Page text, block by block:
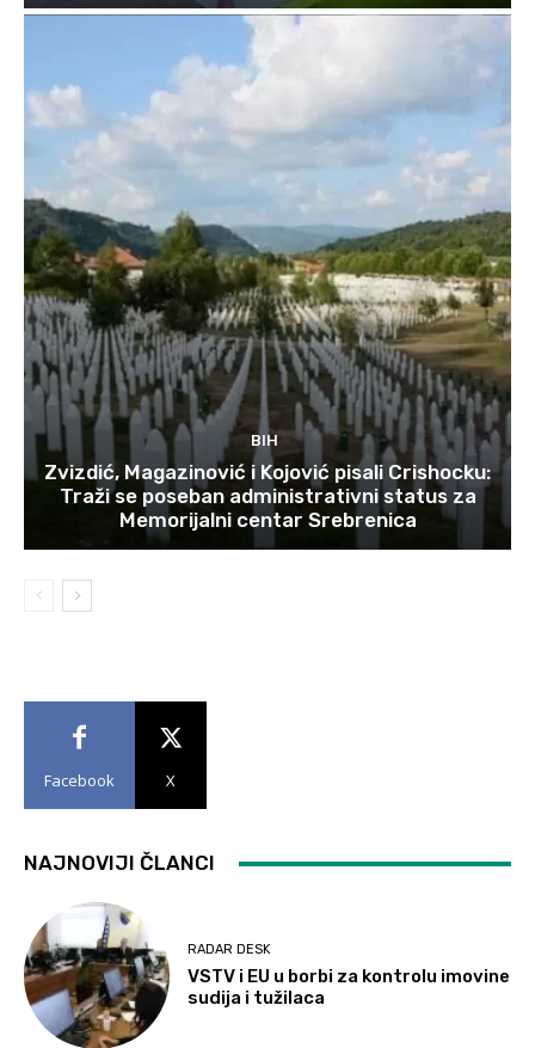
BIH
Zvizdić, Magazinović i Kojović pisali Crishocku:
Traži se poseban administrativni status za
Memorijalni centar Srebrenica
Facebook X
NAJNOVIJI ČLANCI
RADAR DESK
VSTV i EU u borbi za kontrolu imovine
sudija i tužilaca